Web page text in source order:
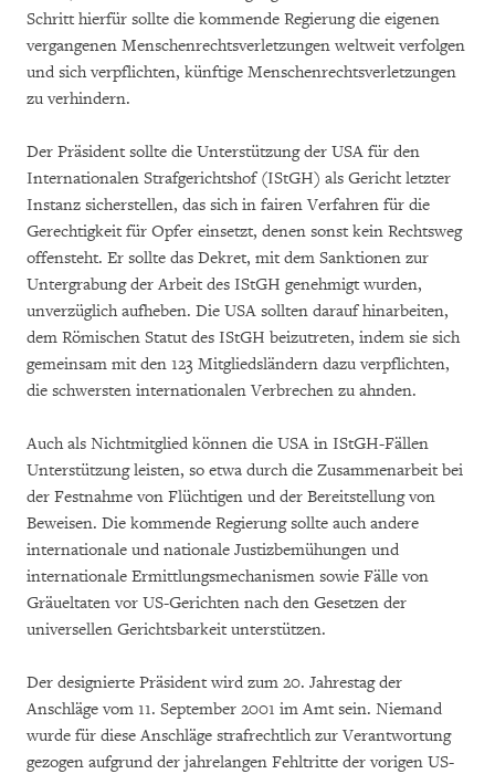
Schritt hierfür sollte die kommende Regierung die eigenen
vergangenen Menschenrechtsverletzungen weltweit verfolgen
und sich verpflichten, künftige Menschenrechtsverletzungen
zu verhindern.
Der Präsident sollte die Unterstützung der USA für den
Internationalen Strafgerichtshof (IStGH) als Gericht letzter
Instanz sicherstellen, das sich in fairen Verfahren für die
Gerechtigkeit für Opfer einsetzt, denen sonst kein Rechtsweg
offensteht. Er sollte das Dekret, mit dem Sanktionen zur
Untergrabung der Arbeit des IStGH genehmigt wurden,
unverzüglich aufheben. Die USA sollten darauf hinarbeiten,
dem Römischen Statut des IStGH beizutreten, indem sie sich
gemeinsam mit den 123 Mitgliedsländern dazu verpflichten,
die schwersten internationalen Verbrechen zu ahnden.
Auch als Nichtmitglied können die USA in IStGH-Fällen
Unterstützung leisten, so etwa durch die Zusammenarbeit bei
der Festnahme von Flüchtigen und der Bereitstellung von
Beweisen. Die kommende Regierung sollte auch andere
internationale und nationale Justizbemühungen und
internationale Ermittlungsmechanismen sowie Fälle von
Gräueltaten vor US-Gerichten nach den Gesetzen der
universellen Gerichtsbarkeit unterstützen.
Der designierte Präsident wird zum 20. Jahrestag der
Anschläge vom 11. September 2001 im Amt sein. Niemand
wurde für diese Anschläge strafrechtlich zur Verantwortung
gezogen aufgrund der jahrelangen Fehltritte der vorigen US-